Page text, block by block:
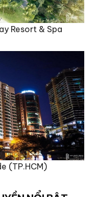
Resort & Spa
(TP.HCM)